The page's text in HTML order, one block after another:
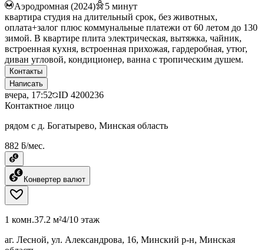
Аэродромная (2024) 5 минут
квартира студия на длительный срок, без животных,
оплата+залог плюс коммунальные платежи от 60 летом до 130
зимой. В квартире плита электрическая, вытяжка, чайник,
встроенная кухня, встроенная прихожая, гардеробная, утюг,
диван угловой, кондиционер, ванна с тропическим душем.
Контакты
Написать
вчера, 17:52 ID 4200236
Контактное лицо
рядом с д. Богатырево, Минская область
882 ƃ/мес.
Конвертер валют
1 комн.37.2 м²4/10 этаж
аг. Лесной, ул. Александрова, 16, Минский р-н, Минская